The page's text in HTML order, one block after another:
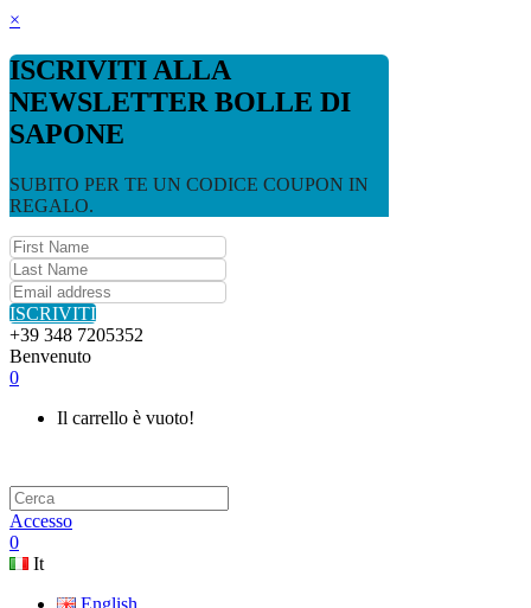
×
ISCRIVITI ALLA
NEWSLETTER BOLLE DI
SAPONE
SUBITO PER TE UN CODICE COUPON IN
REGALO.
ISCRIVITI
+39 348 7205352
Benvenuto
0
Il carrello è vuoto!
Accesso
0
It
English